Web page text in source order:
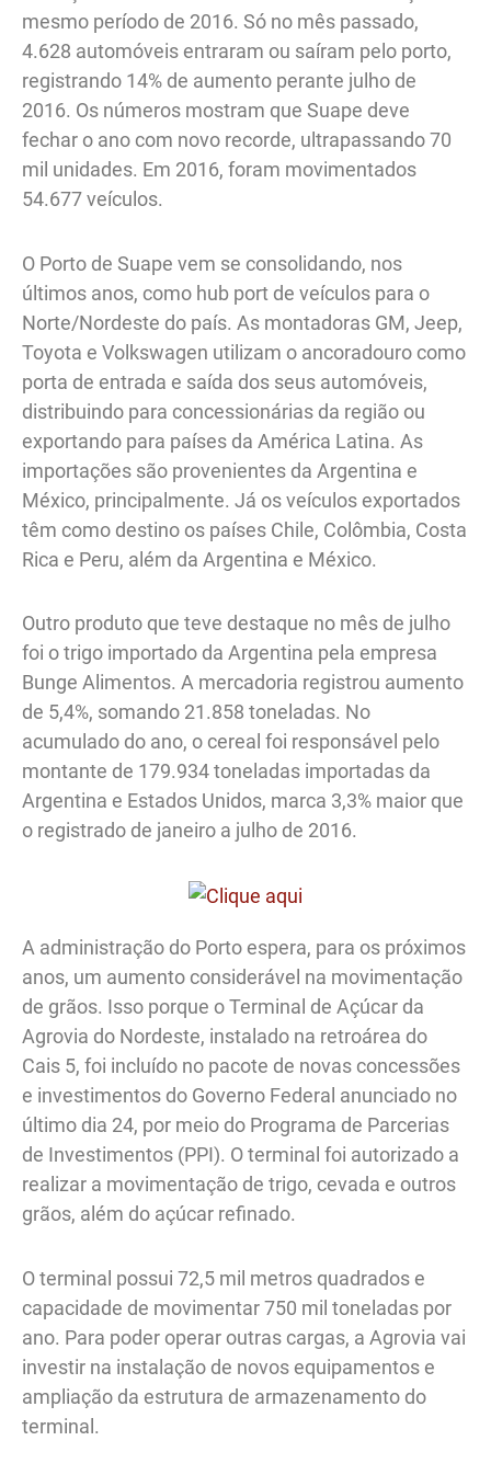
mesmo período de 2016. Só no mês passado,
4.628 automóveis entraram ou saíram pelo porto,
registrando 14% de aumento perante julho de
2016. Os números mostram que Suape deve
fechar o ano com novo recorde, ultrapassando 70
mil unidades. Em 2016, foram movimentados
54.677 veículos.
O Porto de Suape vem se consolidando, nos
últimos anos, como hub port de veículos para o
Norte/Nordeste do país. As montadoras GM, Jeep,
Toyota e Volkswagen utilizam o ancoradouro como
porta de entrada e saída dos seus automóveis,
distribuindo para concessionárias da região ou
exportando para países da América Latina. As
importações são provenientes da Argentina e
México, principalmente. Já os veículos exportados
têm como destino os países Chile, Colômbia, Costa
Rica e Peru, além da Argentina e México.
Outro produto que teve destaque no mês de julho
foi o trigo importado da Argentina pela empresa
Bunge Alimentos. A mercadoria registrou aumento
de 5,4%, somando 21.858 toneladas. No
acumulado do ano, o cereal foi responsável pelo
montante de 179.934 toneladas importadas da
Argentina e Estados Unidos, marca 3,3% maior que
o registrado de janeiro a julho de 2016.
A administração do Porto espera, para os próximos
anos, um aumento considerável na movimentação
de grãos. Isso porque o Terminal de Açúcar da
Agrovia do Nordeste, instalado na retroárea do
Cais 5, foi incluído no pacote de novas concessões
e investimentos do Governo Federal anunciado no
último dia 24, por meio do Programa de Parcerias
de Investimentos (PPI). O terminal foi autorizado a
realizar a movimentação de trigo, cevada e outros
grãos, além do açúcar refinado.
O terminal possui 72,5 mil metros quadrados e
capacidade de movimentar 750 mil toneladas por
ano. Para poder operar outras cargas, a Agrovia vai
investir na instalação de novos equipamentos e
ampliação da estrutura de armazenamento do
terminal.